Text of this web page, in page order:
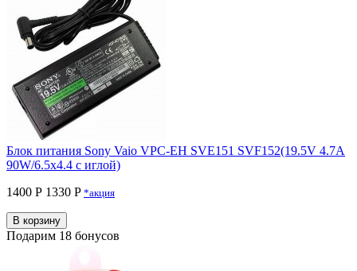
Блок питания Sony Vaio VPC-EH SVE151 SVF152(19.5V 4.7A
90W/6.5x4.4 с иглой)
1400 Р 1330 P *акция
В корзину
Подарим 18 бонусов